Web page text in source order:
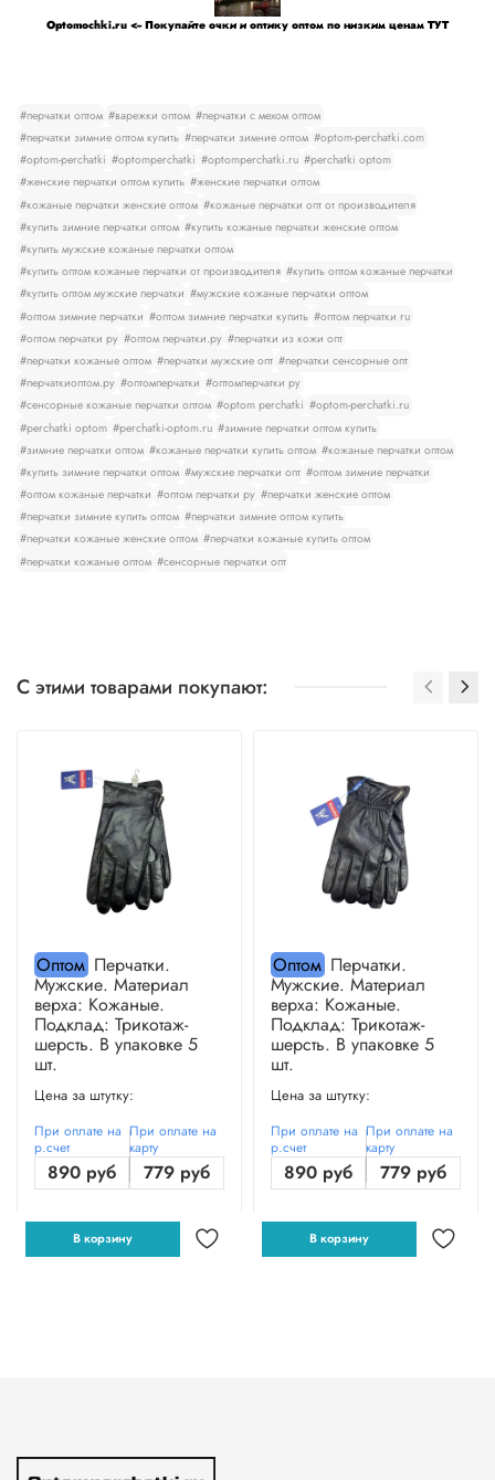
Optomochki.ru <-- Покупайте очки и оптику оптом по низким ценам ТУТ
#перчатки оптом #варежки оптом #перчатки с мехом оптом
#перчатки зимние оптом купить #перчатки зимние оптом #optom-perchatki.com
#optom-perchatki #optomperchatki #optomperchatki.ru #perchatki optom
#женские перчатки оптом купить #женские перчатки оптом
#кожаные перчатки женские оптом #кожаные перчатки опт от производителя
#купить зимние перчатки оптом #купить кожаные перчатки женские оптом
#купить мужские кожаные перчатки оптом
#купить оптом кожаные перчатки от производителя #купить оптом кожаные перчатки
#купить оптом мужские перчатки #мужские кожаные перчатки оптом
#оптом зимние перчатки #оптом зимние перчатки купить #оптом перчатки ru
#оптом перчатки ру #оптом перчатки.ру #перчатки из кожи опт
#перчатки кожаные оптом #перчатки мужские опт #перчатки сенсорные опт
#перчаткиоптом.ру #оптомперчатки #оптомперчатки ру
#сенсорные кожаные перчатки оптом #optom perchatki #optom-perchatki.ru
#perchatki optom #perchatki-optom.ru #зимние перчатки оптом купить
#зимние перчатки оптом #кожаные перчатки купить оптом #кожаные перчатки оптом
#купить зимние перчатки оптом #мужские перчатки опт #оптом зимние перчатки
#оптом кожаные перчатки #оптом перчатки ру #перчатки женские оптом
#перчатки зимние купить оптом #перчатки зимние оптом купить
#перчатки кожаные женские оптом #перчатки кожаные купить оптом
#перчатки кожаные оптом #сенсорные перчатки опт
С этими товарами покупают:
ОптомПерчатки.
Мужские. Материал
верха: Кожаные.
Подклад: Трикотаж-
шерсть. В упаковке 5
шт.
Цена за штутку:
При оплате на
р.счет
890 руб
При оплате на
карту
779 руб
В корзину
ОптомПерчатки.
Мужские. Материал
верха: Кожаные.
Подклад: Трикотаж-
шерсть. В упаковке 5
шт.
Цена за штутку:
При оплате на
р.счет
890 руб
При оплате на
карту
779 руб
В корзину